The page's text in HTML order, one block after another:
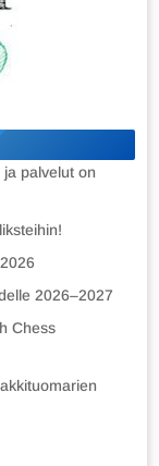
palvelut on
2026–2027
Chess